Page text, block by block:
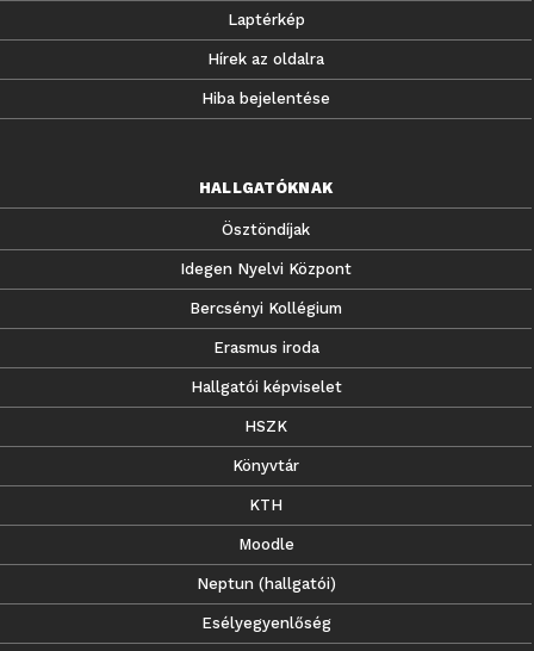
Laptérkép
Hírek az oldalra
Hiba bejelentése
HALLGATÓKNAK
Ösztöndíjak
Idegen Nyelvi Központ
Bercsényi Kollégium
Erasmus iroda
Hallgatói képviselet
HSZK
Könyvtár
KTH
Moodle
Neptun (hallgatói)
Esélyegyenlőség